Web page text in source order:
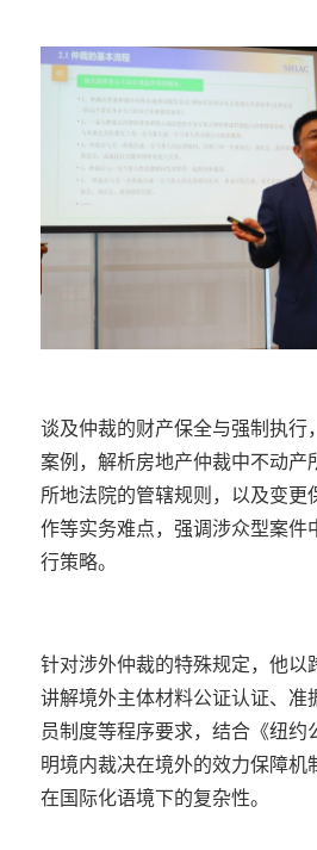
谈及仲裁的财产保全与强制执行
案例，解析房地产仲裁中不动产
所地法院的管辖规则，以及变更
作等实务难点，强调涉众型案件
行策略。
针对涉外仲裁的特殊规定，他以
讲解境外主体材料公证认证、准
员制度等程序要求，结合《纽约
明境内裁决在境外的效力保障机
在国际化语境下的复杂性。